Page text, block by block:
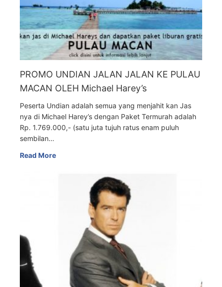
PROMO UNDIAN JALAN JALAN KE PULAU
MACAN OLEH Michael Harey’s
Peserta Undian adalah semua yang menjahit kan Jas
nya di Michael Harey’s dengan Paket Termurah adalah
Rp. 1.769.000,- (satu juta tujuh ratus enam puluh
sembilan…
Read More